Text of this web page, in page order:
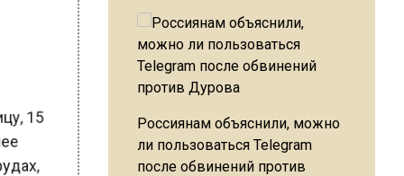
15
Россиянам объяснили, можно
ли пользоваться Telegram
после обвинений против